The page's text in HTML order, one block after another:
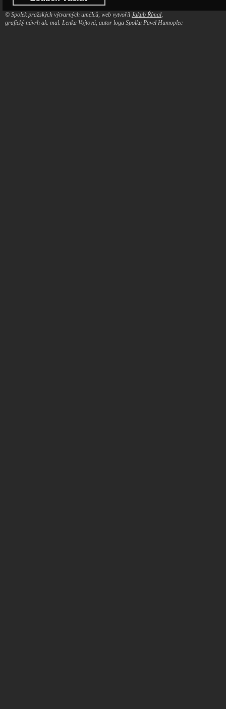
© Spolek pražských výtvarných umělců, web vytvořil Jakub Římal,
grafický návrh ak. mal. Lenka Vojtová, autor loga Spolku Pavel Humoplec